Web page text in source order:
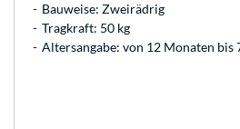
Bauweise: Zweirädrig
Tragkraft: 50 kg
Altersangabe: von 12 Monaten bis